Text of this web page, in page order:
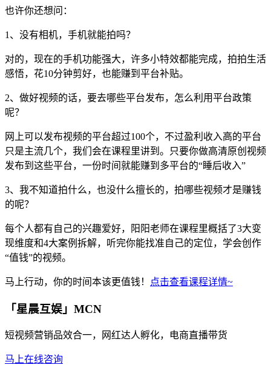
也许你还想问：
1、没有相机，手机就能拍吗？
对的，现在的手机功能强大，许多小特效都能完成，拍拍生活
感悟，花10分钟剪好，也能赚到平台补贴。
2、做好视频的话，要去哪些平台发布，怎么利用平台政策
呢？
网上可以发布视频的平台超过100个，不过盈利收入高的平台
只是主流几个，我们会在课程里讲到。只要你做高清原创视频
发布到这些平台，一份时间就能赚到多平台的“睡后收入”
3、我不知道拍什么，也没什么擅长的，拍哪些视频才是赚钱
的呢？
每个人都有自己的兴趣爱好，阳阳老师在课程里概括了3大变
现维度和4大案例拆解，听完你能找准自己的定位，学会创作
“值钱”的视频。
马上行动，你的时间本该更值钱！ 点击查看课程详情~
「星晨互娱」MCN
短视频营销品效合一，网红达人孵化，电商直播带货
马上在线咨询